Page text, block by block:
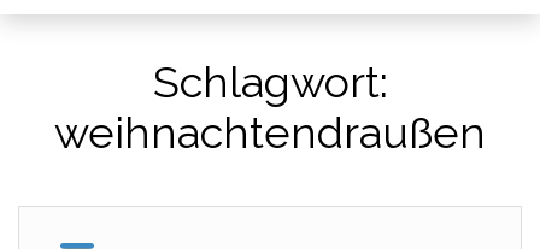
Schlagwort:
weihnachtendraußen